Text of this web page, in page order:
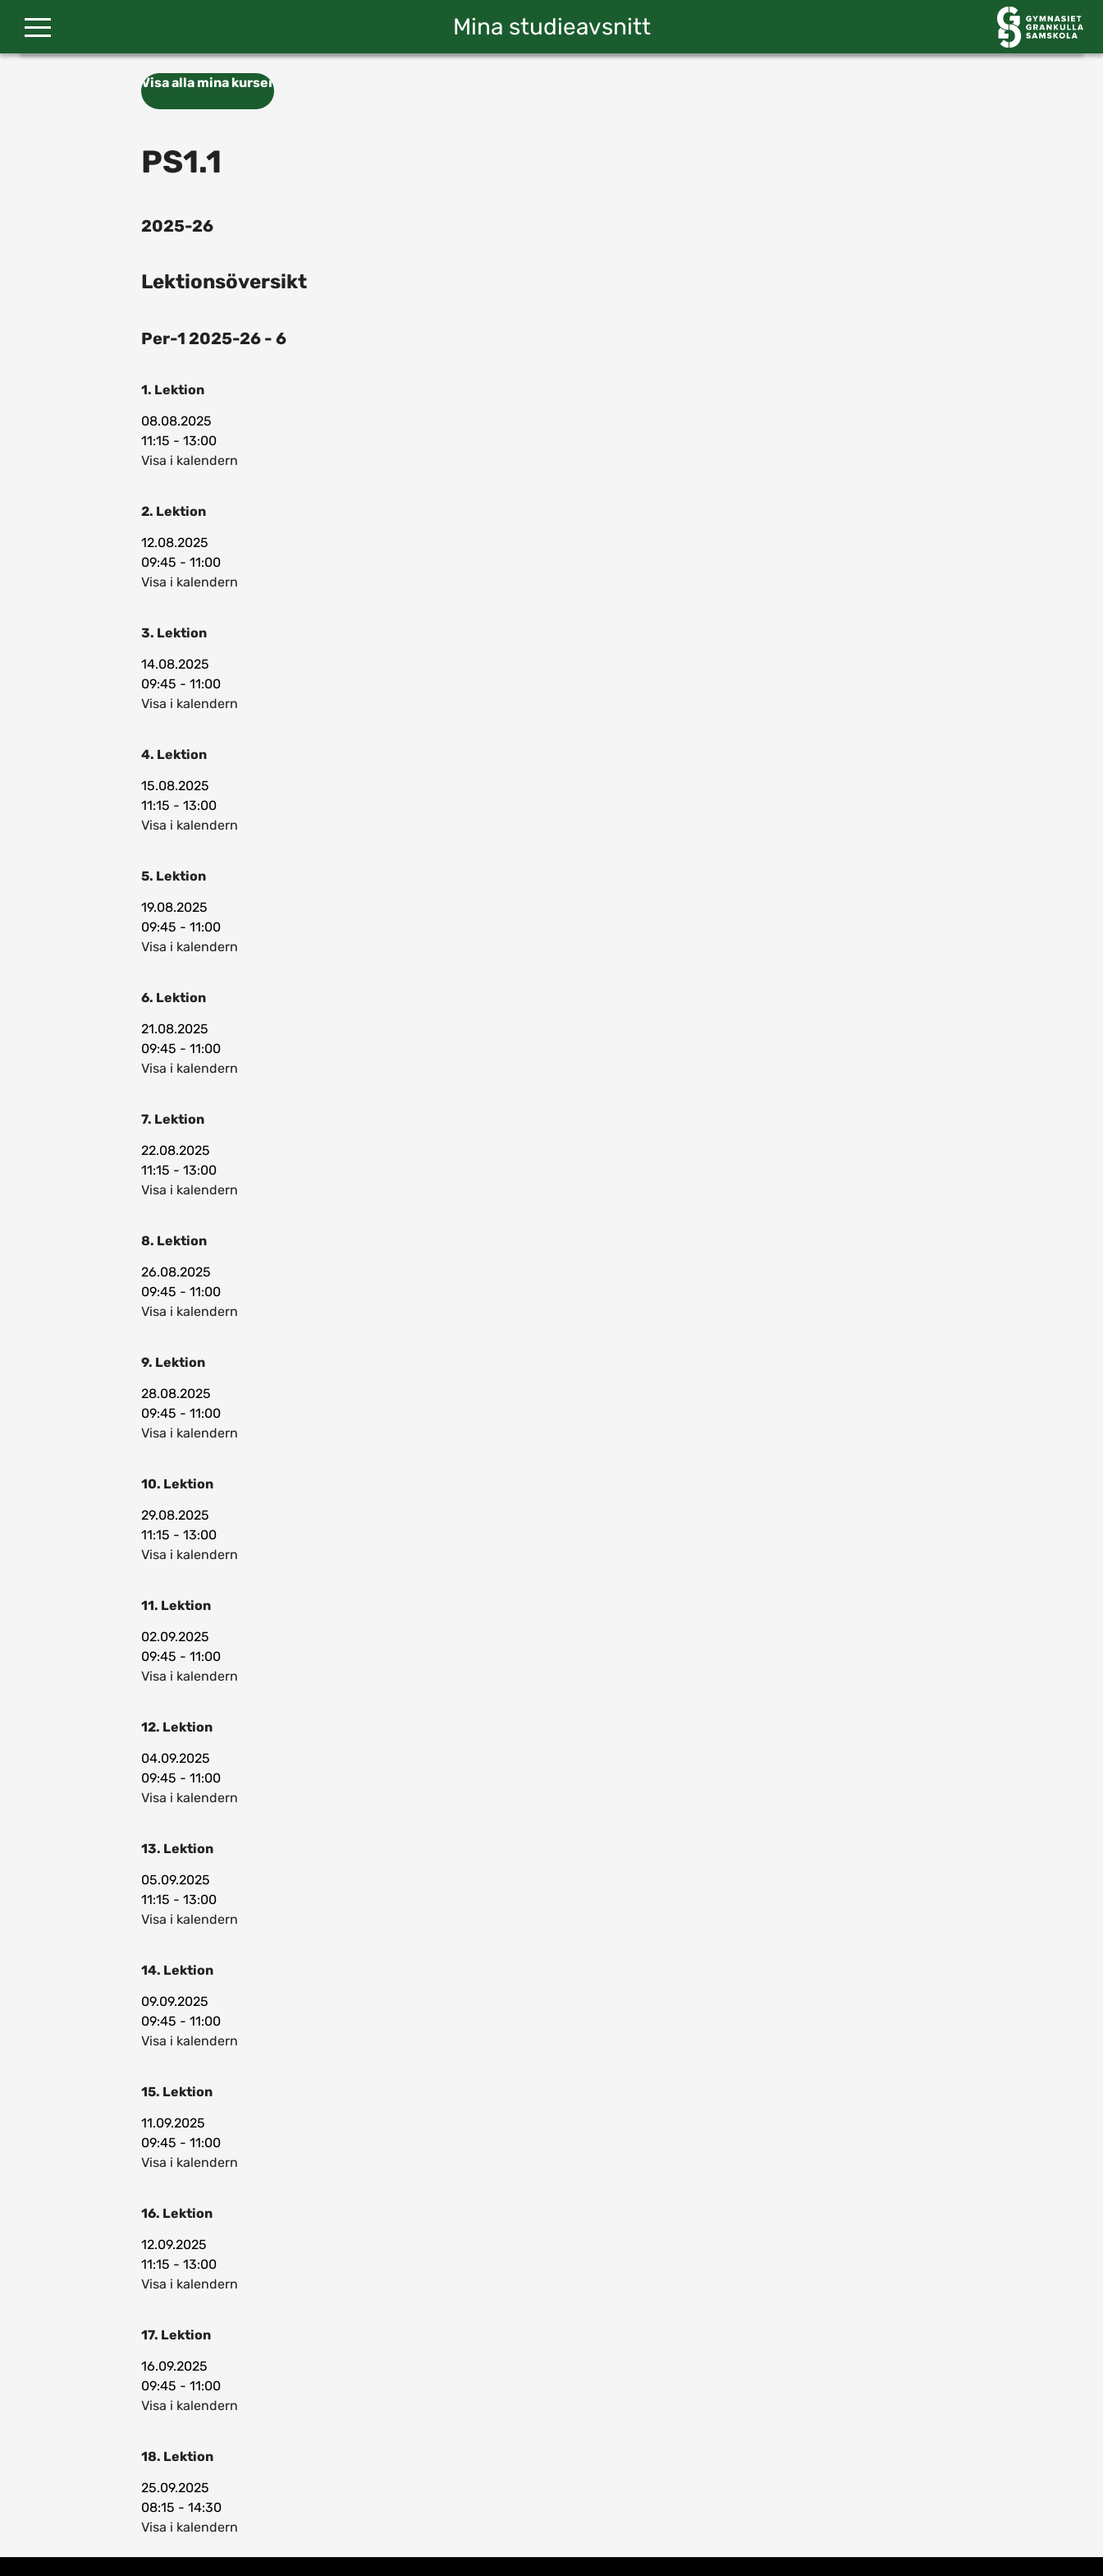
Mina studieavsnitt
Visa alla mina kurser
PS1.1
2025-26
Lektionsöversikt
Per-1 2025-26 - 6
1. Lektion
08.08.2025
11:15 - 13:00
Visa i kalendern
2. Lektion
12.08.2025
09:45 - 11:00
Visa i kalendern
3. Lektion
14.08.2025
09:45 - 11:00
Visa i kalendern
4. Lektion
15.08.2025
11:15 - 13:00
Visa i kalendern
5. Lektion
19.08.2025
09:45 - 11:00
Visa i kalendern
6. Lektion
21.08.2025
09:45 - 11:00
Visa i kalendern
7. Lektion
22.08.2025
11:15 - 13:00
Visa i kalendern
8. Lektion
26.08.2025
09:45 - 11:00
Visa i kalendern
9. Lektion
28.08.2025
09:45 - 11:00
Visa i kalendern
10. Lektion
29.08.2025
11:15 - 13:00
Visa i kalendern
11. Lektion
02.09.2025
09:45 - 11:00
Visa i kalendern
12. Lektion
04.09.2025
09:45 - 11:00
Visa i kalendern
13. Lektion
05.09.2025
11:15 - 13:00
Visa i kalendern
14. Lektion
09.09.2025
09:45 - 11:00
Visa i kalendern
15. Lektion
11.09.2025
09:45 - 11:00
Visa i kalendern
16. Lektion
12.09.2025
11:15 - 13:00
Visa i kalendern
17. Lektion
16.09.2025
09:45 - 11:00
Visa i kalendern
18. Lektion
25.09.2025
08:15 - 14:30
Visa i kalendern